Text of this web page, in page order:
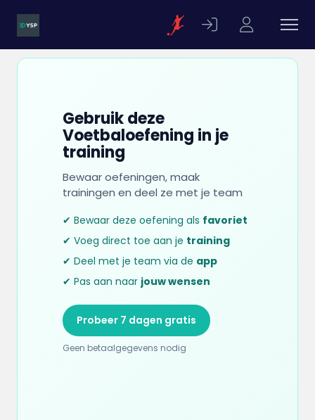
Gebruik deze
Voetbaloefening in je
training
Bewaar oefeningen, maak
trainingen en deel ze met je team
✔ Bewaar deze oefening als favoriet
✔ Voeg direct toe aan je training
✔ Deel met je team via de app
✔ Pas aan naar jouw wensen
Probeer 7 dagen gratis
Geen betaalgegevens nodig